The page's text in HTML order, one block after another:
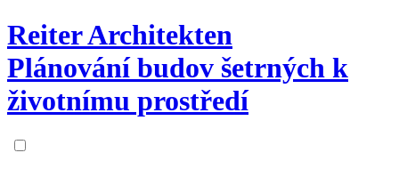
Reiter Architekten
Plánování budov šetrných k
životnímu prostředí